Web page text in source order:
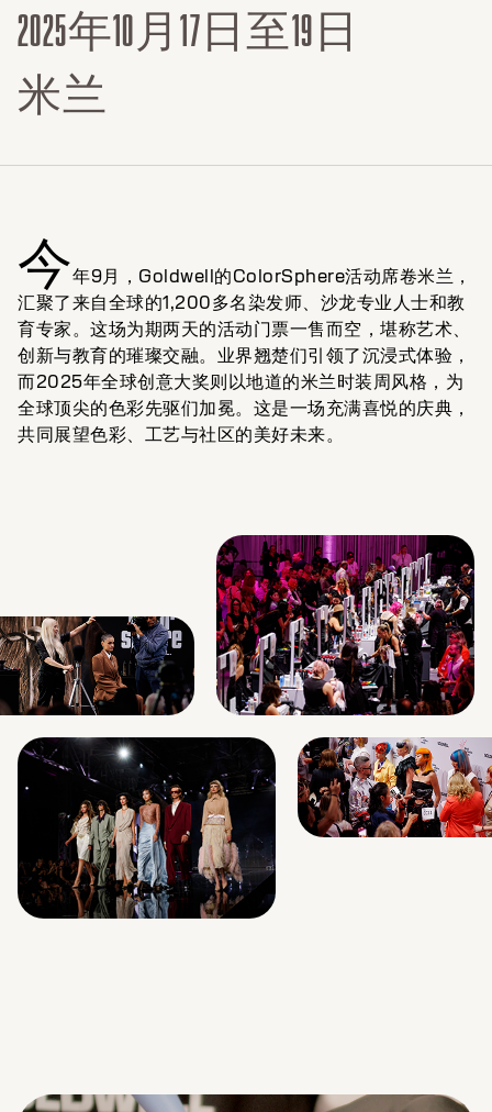
2025年10月17日至19日
米兰
今年9月，Goldwell的ColorSphere活动席卷米兰，
汇聚了来自全球的1,200多名染发师、沙龙专业人士和教
育专家。这场为期两天的活动门票一售而空，堪称艺术、
创新与教育的璀璨交融。业界翘楚们引领了沉浸式体验，
而2025年全球创意大奖则以地道的米兰时装周风格，为
全球顶尖的色彩先驱们加冕。这是一场充满喜悦的庆典，
共同展望色彩、工艺与社区的美好未来。